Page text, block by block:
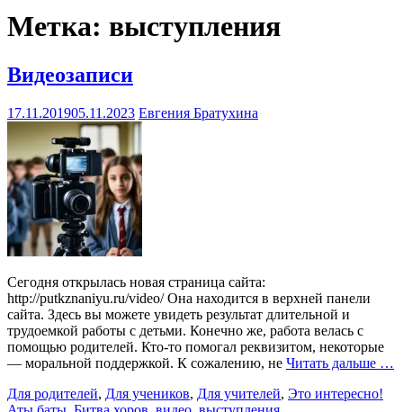
Метка: выступления
Видеозаписи
17.11.201905.11.2023 Евгения Братухина
Сегодня открылась новая страница сайта:
http://putkznaniyu.ru/video/ Она находится в верхней панели
сайта. Здесь вы можете увидеть результат длительной и
трудоемкой работы с детьми. Конечно же, работа велась с
помощью родителей. Кто-то помогал реквизитом, некоторые
— моральной поддержкой. К сожалению, не Читать дальше …
Для родителей, Для учеников, Для учителей, Это интересно!